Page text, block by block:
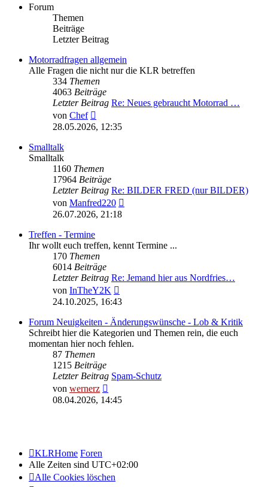
Forum
Themen
Beiträge
Letzter Beitrag
Motorradfragen allgemein
Alle Fragen die nicht nur die KLR betreffen
334 Themen
4063 Beiträge
Letzter Beitrag Re: Neues gebraucht Motorrad …
von Chef
Beitrag
28.05.2026, 12:35
Smalltalk
Smalltalk
1160 Themen
17964 Beiträge
Letzter Beitrag Re: BILDER FRED (nur BILDER)
von Manfred220
26.07.2026, 21:18
Treffen - Termine
Ihr wollt euch treffen, kennt Termine ...
170 Themen
6014 Beiträge
Letzter Beitrag Re: Jemand hier aus Nordfries…
von InTheY2K
Beitrag
24.10.2025, 16:43
Forum Neuigkeiten - Änderungswünsche - Lob & Kritik
Schreibt hier die Kategorien und Themen rein, die euch
momentan hier noch fehlen.
87 Themen
1215 Beiträge
Letzter Beitrag Spam-Schutz
von wernerz
Beitrag
08.04.2026, 14:45
KLRHome Foren
Alle Zeiten sind UTC+02:00
Alle Cookies löschen